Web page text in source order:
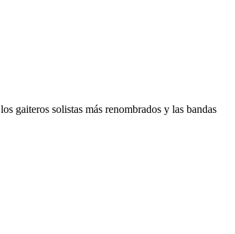
gaiteros solistas más renombrados y las bandas